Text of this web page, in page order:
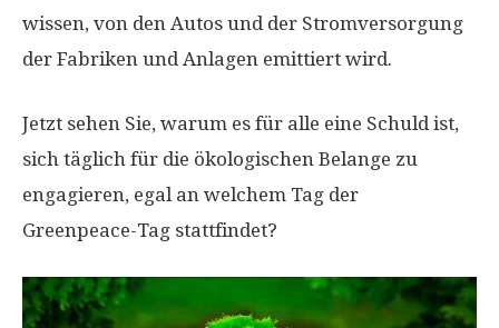
wissen, von den Autos und der Stromversorgung
der Fabriken und Anlagen emittiert wird.
Jetzt sehen Sie, warum es für alle eine Schuld ist,
sich täglich für die ökologischen Belange zu
engagieren, egal an welchem ​​Tag der
Greenpeace-Tag stattfindet?